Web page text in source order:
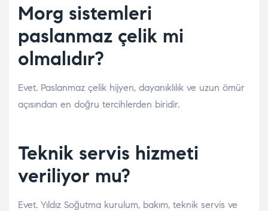
Morg sistemleri
paslanmaz çelik mi
olmalıdır?
Evet. Paslanmaz çelik hijyen, dayanıklılık ve uzun ömür
açısından en doğru tercihlerden biridir.
Teknik servis hizmeti
veriliyor mu?
Evet. Yıldız Soğutma kurulum, bakım, teknik servis ve